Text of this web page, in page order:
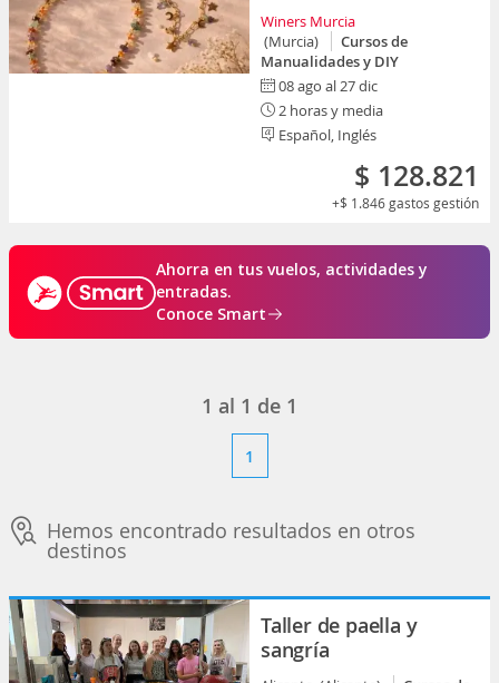
Winers Murcia
(Murcia)
Cursos de
Manualidades y DIY
08 ago al 27 dic
2 horas y media
Español, Inglés
$ 128.821
+$ 1.846gastos gestión
Ahorra en tus vuelos, actividades y
entradas.
Conoce Smart
1 al 1 de 1
1
Hemos encontrado resultados en otros
destinos
Taller de paella y
sangría